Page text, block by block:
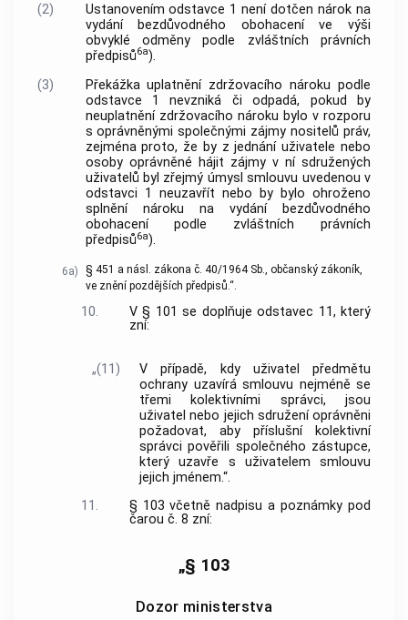
(2)
Ustanovením odstavce 1 není dotčen nárok na
vydání bezdůvodného obohacení ve výši
obvyklé odměny podle zvláštních právních
předpisů6a).
(3)
Překážka uplatnění zdržovacího nároku podle
odstavce 1 nevzniká či odpadá, pokud by
neuplatnění zdržovacího nároku bylo v rozporu
s oprávněnými společnými zájmy nositelů práv,
zejména proto, že by z jednání uživatele nebo
osoby oprávněné hájit zájmy v ní sdružených
uživatelů byl zřejmý úmysl smlouvu uvedenou v
odstavci 1 neuzavřít nebo by bylo ohroženo
splnění nároku na vydání bezdůvodného
obohacení podle zvláštních právních
předpisů6a).
6a)
§ 451 a násl. zákona č. 40/1964 Sb., občanský zákoník,
ve znění pozdějších předpisů.“.
10.
V § 101 se doplňuje odstavec 11, který
zní:
„(11)
V případě, kdy uživatel předmětu
ochrany uzavírá smlouvu nejméně se
třemi kolektivními správci, jsou
uživatel nebo jejich sdružení oprávněni
požadovat, aby příslušní kolektivní
správci pověřili společného zástupce,
který uzavře s uživatelem smlouvu
jejich jménem.“.
11.
§ 103 včetně nadpisu a poznámky pod
čarou č. 8 zní:
„§ 103
Dozor ministerstva